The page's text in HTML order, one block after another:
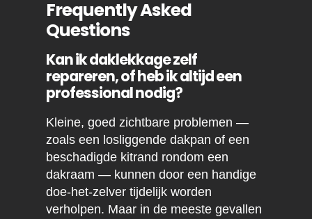
Frequently Asked
Questions
Kan ik daklekkage zelf
repareren, of heb ik altijd een
professional nodig?
Kleine, goed zichtbare problemen —
zoals een losliggende dakpan of een
beschadigde kitrand rondom een
dakraam — kunnen door een handige
doe-het-zelver tijdelijk worden
verholpen. Maar in de meeste gevallen